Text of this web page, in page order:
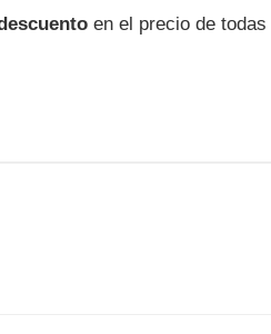
en el precio de